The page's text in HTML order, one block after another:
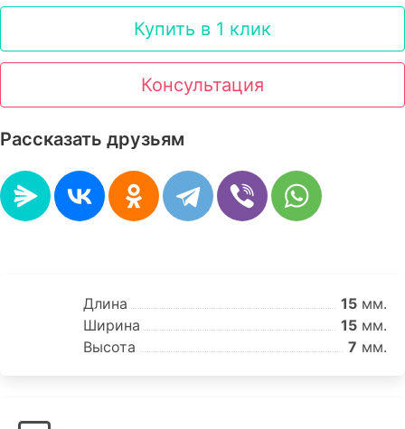
Купить в 1 клик
Консультация
Рассказать друзьям
Длина 15 мм.
Ширина
15 мм.
Высота
7 мм.